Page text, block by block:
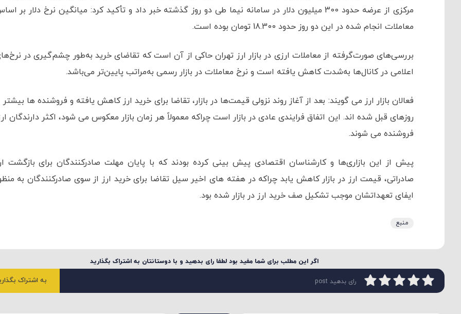
مرکزی از عرضه حدود 300 میلیون دلار در سامانه نیما طی دو روز گذشته خبر داد و تأکید کرد: میانگین نرخ دلار بر
معاملات انجام شده در این دو روز حدود 18.300 تومان بوده است.
بررسی‌های صورت‌گرفته از معاملات ارزی در بازار ارز تهران حاکی از آن است که تقاضای خرید به‌طور چشم‌گیری در
اعلامی در کانال‌ها به‌شدت کاهش یافته است و نرخ معاملات در بازار رسمی به‌مراتب پایین‌تر می‌باشد.
فعالان بازار ارز می گویند: بعد از آغاز روند نزولی قیمت‌ها در بازار، تقاضا برای خرید ارز کاهش یافته و فروشنده ها بیشتر
روزهای قبل شده اند. این اتفاق فرایندی عادی در بازار است چراکه معمولاً هر زمان بازار معکوس می شود، اکثر دارندگان
فروشنده می شوند.
پیش از این بازاری‌ها و کارشناسان اقتصادی پیش بینی کرده بودند که با پایان مهلت صادرکنندگان برای بازگشت
صادراتی، قیمت ارز در بازار کاهش یابد چراکه در هفته های اخیر سیل تقاضا برای خرید ارز از سوی صادرکنندگان به
ایفای تعهداتشان موجب تشکیل صف خرید ارز در بازار شده بود.
منبع
اگر این مطلب برای شما مفید بود لطفا رای بدهید و با دوستانتان به اشتراک بگذارید
رای بدهید post به اشتراک